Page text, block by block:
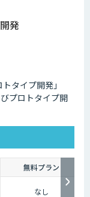
発
タイプ開発」
プロトタイプ開
無料プラン
なし